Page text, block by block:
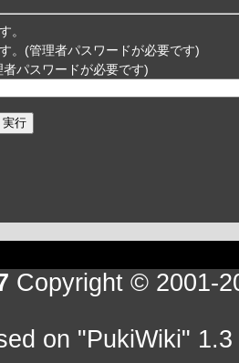
。
。(管理者パスワードが必要です)
パスワードが必要です)
Copyright © 2001-
on "PukiWiki"